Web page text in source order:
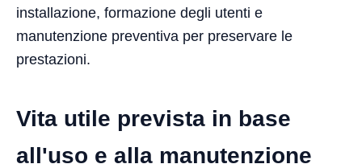
installazione, formazione degli utenti e
manutenzione preventiva per preservare le
prestazioni.
Vita utile prevista in base
all'uso e alla manutenzione